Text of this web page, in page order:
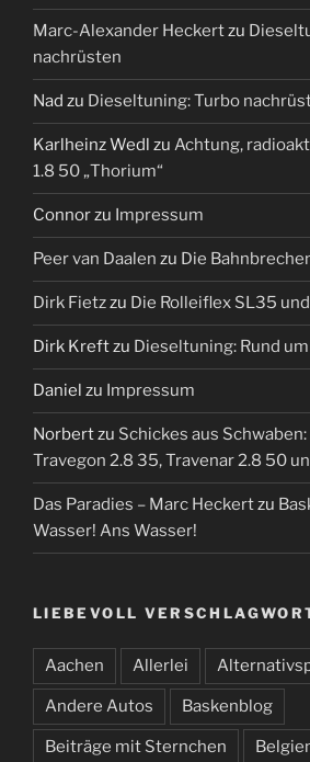
Marc-Alexander Heckertzu
nachrüsten
Nad zu Dieseltuning: Turbo
Karlheinz Wedl zu Achtung,
1.8 50 „Thorium“
Connorzu Impressum
Peer van Daalen zu Die
Dirk Fietzzu Die Rolleiflex SL35
Dirk Kreftzu Dieseltuning: Rund
Daniel zu Impressum
Norbertzu Schickes aus
Travegon 2.8 35, Travenar 2.8 50
Das Paradies – Marc Heckertzu
Wasser! Ans Wasser!
LIEBEVOLL
Aachen Allerlei
Andere Autos Baskenblog
Beiträge mit Sternchen